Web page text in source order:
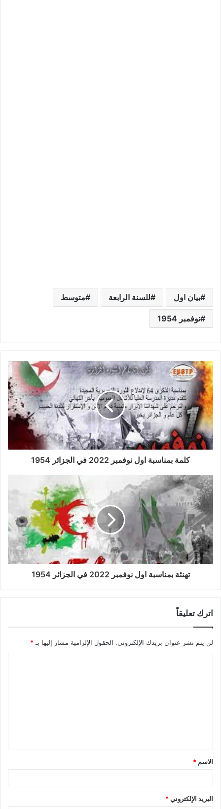
بيان اول للسنة الرابعة متوسط
نوفمبر 1954
كلمة بمناسبة اول نوفمبر 2022 في الجزائر 1954
تهنئة بمناسبة اول نوفمبر 2022 في الجزائر 1954
اترك تعليقاً
لن يتم نشر عنوان بريدك الإلكتروني. الحقول الإلزامية مشار إليها بـ *
الاسم *
البريد الإلكتروني*